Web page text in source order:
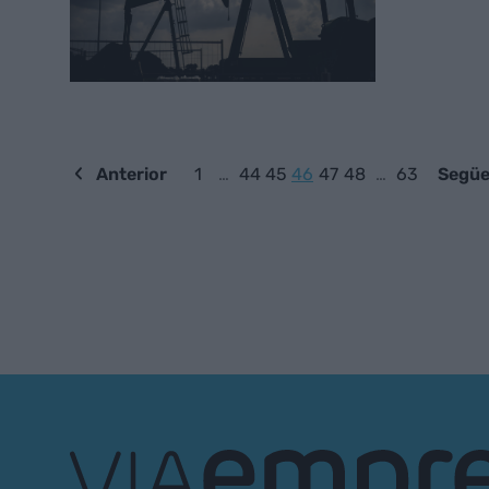
Anterior 1 … 44 45 46 47 48 … 63